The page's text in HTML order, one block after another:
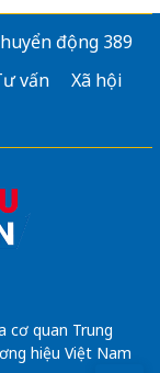
động 389
vấn
Xã hội
cơ quan Trung
hiệu Việt Nam